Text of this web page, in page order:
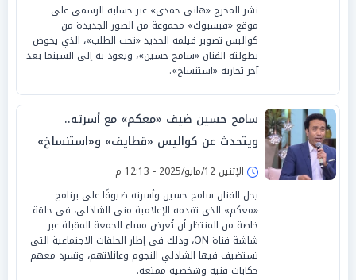
نشر المخرج «هاني حمدي» عبر حسابه الرسمي على
موقع «فيسبوك» مجموعة من الصور الجديدة من
كواليس تصوير فيلمه الجديد «تحت الطلب»، الذي يخوض
بطولته الفنان «سامح حسين»، ويعود به إلى السينما بعد
آخر تجاربه «استنساخ».
سامح حسين ضيف «معكم» مع أسرته..
ويتحدث عن كواليس «قطايف» و«استنساخ»
الإثنين 12/مايو/2025 - 12:13 م
يحل الفنان سامح حسين وأسرته ضيوفًا على برنامج
«معكم» الذي تقدمه الإعلامية منى الشاذلي، في حلقة
خاصة من المنتظر أن تُعرض مساء الجمعة المقبلة عبر
شاشة قناة ON، وذلك في إطار الحلقات الاجتماعية التي
تستضيف فيها الشاذلي النجوم وعائلاتهم، وتسرد معهم
حكايات فنية وشخصية ممتعة.